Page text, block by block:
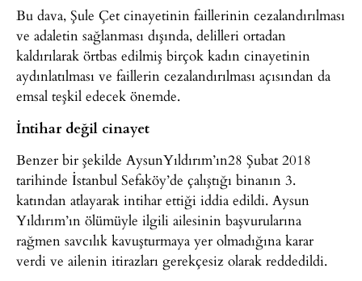
Bu dava, Şule Çet cinayetinin faillerinin cezalandırılması
ve adaletin sağlanması dışında, delilleri ortadan
kaldırılarak örtbas edilmiş birçok kadın cinayetinin
aydınlatılması ve faillerin cezalandırılması açısından da
emsal teşkil edecek önemde.
İntihar değil cinayet
Benzer bir şekilde AysunYıldırım’ın28 Şubat 2018
tarihinde İstanbul Sefaköy’de çalıştığı binanın 3.
katından atlayarak intihar ettiği iddia edildi. Aysun
Yıldırım’ın ölümüyle ilgili ailesinin başvurularına
rağmen savcılık kavuşturmaya yer olmadığına karar
verdi ve ailenin itirazları gerekçesiz olarak reddedildi.